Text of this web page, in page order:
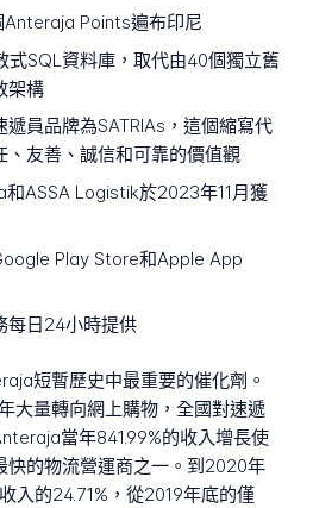
Points遍布印尼
式SQL資料庫，取代由40個獨立舊
架構
遞員品牌為SATRIAs，這個縮寫代
、友善、誠信和可靠的價值觀
ASSA Logistik於2023年11月獲
Play Store和Apple App
每日24小時提供
短暫歷史中最重要的催化劑。
大量轉向網上購物，全國對速遞
當年841.99%的收入增長使
快的物流營運商之一。到2020年
入的24.71%，從2019年底的僅